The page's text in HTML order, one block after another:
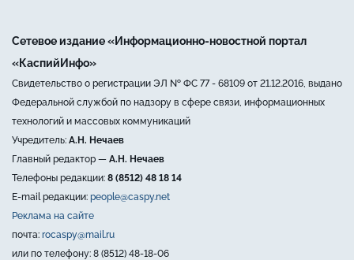
Сетевое издание «Информационно-новостной портал
«КаспийИнфо»
Свидетельство о регистрации ЭЛ № ФС 77 - 68109 от 21.12.2016, выдано
Федеральной службой по надзору в сфере связи, информационных
технологий и массовых коммуникаций
Учредитель: А.Н. Нечаев
Главный редактор — А.Н. Нечаев
Телефоны редакции: 8 (8512) 48 18 14
E-mail редакции: people@caspy.net
Реклама на сайте
почта: rocaspy@mail.ru
или по телефону: 8 (8512) 48-18-06